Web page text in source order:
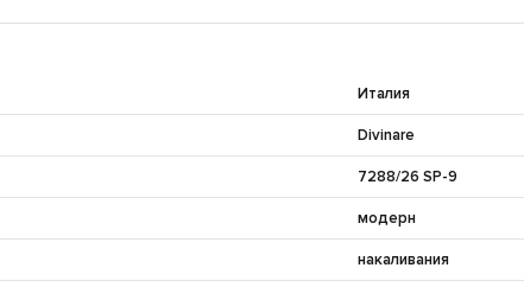
Италия
Divinare
7288/26 SP-9
модерн
накаливания